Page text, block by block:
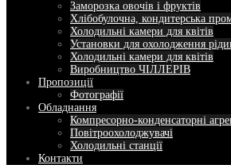
Заморозка овочів і фруктів
Хлібобулочна, кондитерська
Холодильні камери для квітів
Установки для охолодження
Холодильні камери для квітів
Виробництво ЧІЛЛЕРІВ
Пропозиції
Фотографії
Обладнання
Компресорно-конденсаторні
Повітроохолоджувачі
Холодильні станції
Контакти